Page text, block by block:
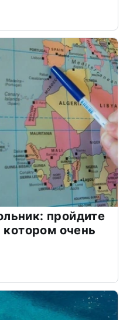
пройдите
котором очень